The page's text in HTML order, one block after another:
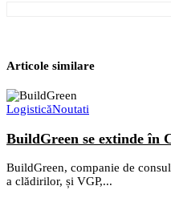
Articole similare
LogisticăNoutati
BuildGreen se extinde în
BuildGreen, companie de
a clădirilor, și VGP,...